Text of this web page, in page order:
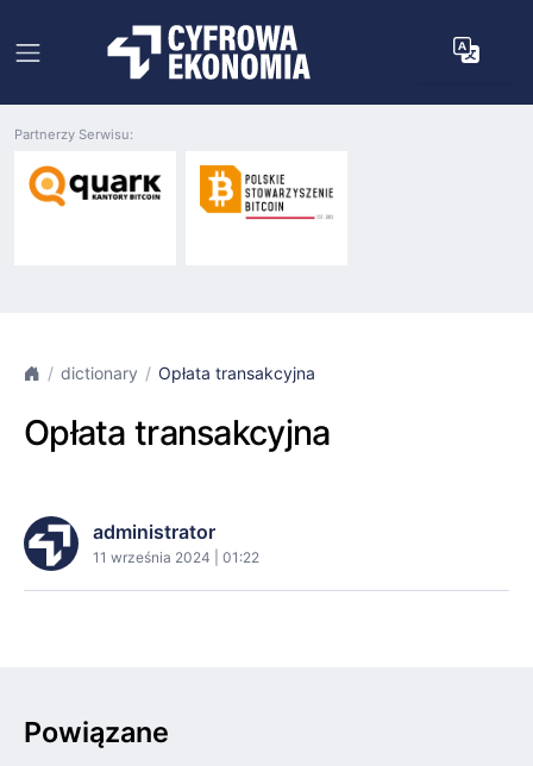
Partnerzy Serwisu:
dictionary Opłata transakcyjna
Opłata transakcyjna
administrator
11 września 2024 | 01:22
Powiązane